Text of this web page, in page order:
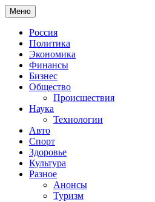
Меню
Россия
Политика
Экономика
Финансы
Бизнес
Общество
Происшествия
Наука
Технологии
Авто
Спорт
Здоровье
Культура
Разное
Анонсы
Туризм